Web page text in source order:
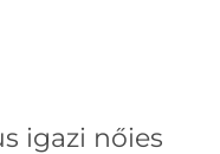
igazi nőies